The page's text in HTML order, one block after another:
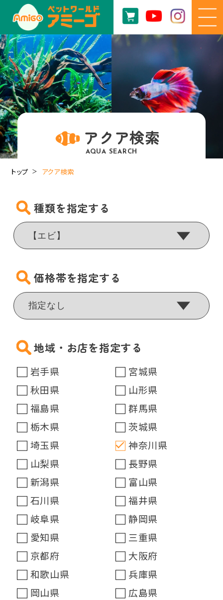
アクア検索
AQUA SEARCH
トップ アクア検索
種類を指定する
価格帯を指定する
地域・お店を指定する
岩手県
宮城県
秋田県
山形県
福島県
群馬県
栃木県
茨城県
埼玉県
神奈川県
山梨県
長野県
新潟県
富山県
石川県
福井県
岐阜県
静岡県
愛知県
三重県
京都府
大阪府
和歌山県
兵庫県
岡山県
広島県